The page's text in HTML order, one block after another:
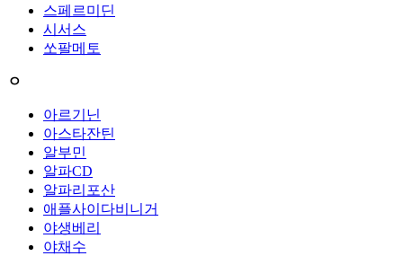
스페르미딘
시서스
쏘팔메토
ㅇ
아르기닌
아스타잔틴
알부민
알파CD
알파리포산
애플사이다비니거
야생베리
야채수